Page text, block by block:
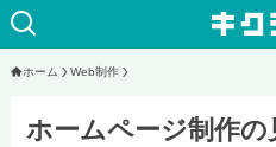
ホーム Web制作
ホームページ制作